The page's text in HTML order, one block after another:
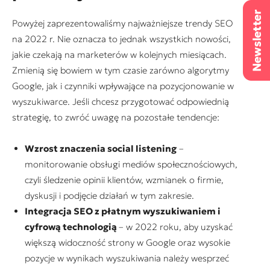
Powyżej zaprezentowaliśmy najważniejsze trendy SEO
na 2022 r. Nie oznacza to jednak wszystkich nowości,
jakie czekają na marketerów w kolejnych miesiącach.
Zmienią się bowiem w tym czasie zarówno algorytmy
Google, jak i czynniki wpływające na pozycjonowanie w
wyszukiwarce. Jeśli chcesz przygotować odpowiednią
strategię, to zwróć uwagę na pozostałe tendencje:
Wzrost znaczenia social listening –
monitorowanie obsługi mediów społecznościowych,
czyli śledzenie opinii klientów, wzmianek o firmie,
dyskusji i podjęcie działań w tym zakresie.
Integracja SEO z płatnym wyszukiwaniem i
cyfrową technologią – w 2022 roku, aby uzyskać
większą widoczność strony w Google oraz wysokie
pozycje w wynikach wyszukiwania należy wesprzeć